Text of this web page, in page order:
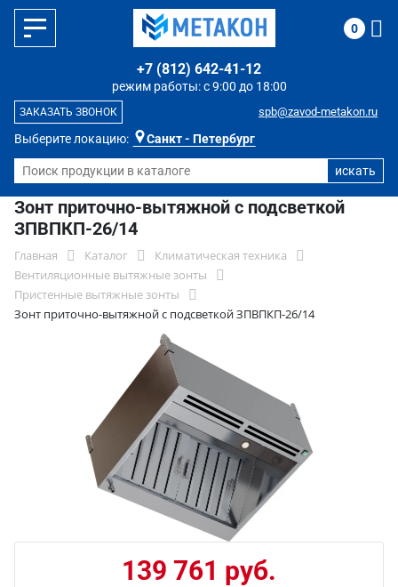
Выберите локацию: Санкт - Петербург
режим работы: с 9:00 до 18:00
+7 (812) 642-41-12
spb@zavod-metakon.ru
ЗАКАЗАТЬ ЗВОНОК
0
Зонт приточно-вытяжной с подсветкой
ЗПВПКП-26/14
Главная Каталог
Климатическая техника
Вентиляционные вытяжные зонты
Пристенные вытяжные зонты
Зонт приточно-вытяжной с подсветкой ЗПВПКП-26/14
139 761 руб.